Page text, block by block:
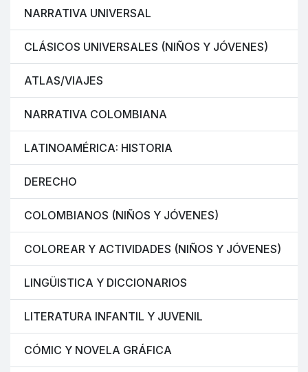
NARRATIVA UNIVERSAL
CLÁSICOS UNIVERSALES (NIÑOS Y JÓVENES)
ATLAS/VIAJES
NARRATIVA COLOMBIANA
LATINOAMÉRICA: HISTORIA
DERECHO
COLOMBIANOS (NIÑOS Y JÓVENES)
COLOREAR Y ACTIVIDADES (NIÑOS Y JÓVENES)
LINGÜISTICA Y DICCIONARIOS
LITERATURA INFANTIL Y JUVENIL
CÓMIC Y NOVELA GRÁFICA